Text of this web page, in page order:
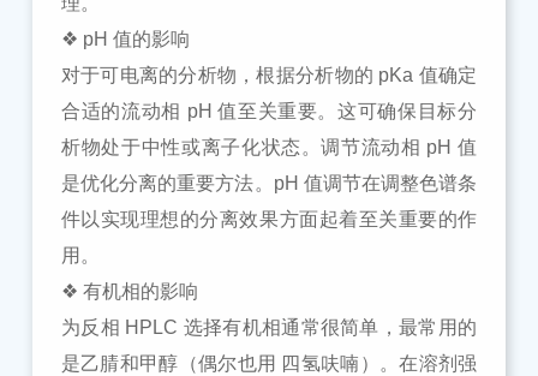
❖ pH 值的影响
对于可电离的分析物，根据分析物的 pKa 值确定
合适的流动相 pH 值至关重要。这可确保目标分
析物处于中性或离子化状态。调节流动相 pH 值
是优化分离的重要方法。pH 值调节在调整色谱条
件以实现理想的分离效果方面起着至关重要的作
用。
❖ 有机相的影响
为反相 HPLC 选择有机相通常很简单，最常用的
是乙腈和甲醇（偶尔也用 四氢呋喃）。在溶剂强